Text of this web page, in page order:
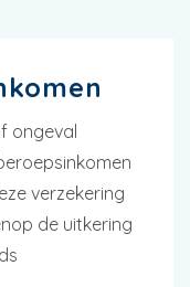
ongeval
verzekering
de uitkering